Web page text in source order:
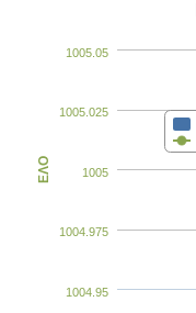
1004.95
1004.975
1005
1005.025
1005.05
ΕΛΟ